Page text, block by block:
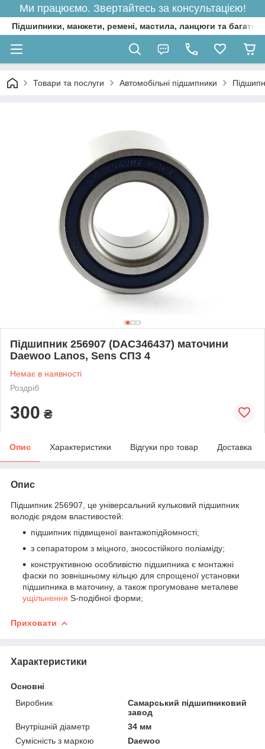
Ми працюємо. Звертайтесь за консультацією!
Підшипники, манжети, ремені, мастила, ланцюги та багато
Товари та послуги Автомобільні підшипники
Підшипник 256907 (DAC346437) маточини
Daewoo Lanos, Sens СПЗ 4
Немає в наявності
Роздріб
300 ₴
Опис Характеристики Відгуки про товар Доставка
Опис
Підшипник 256907, це універсальний кульковий підшипник
володіє рядом властивостей:
підшипник підвищеної вантажопідйомності;
з сепаратором з міцного, зносостійкого поліаміду;
конструктивною особливістю підшипника є монтажні
фаски по зовнішньому кільцю для спрощеної установки
підшипника в маточину, а також прогумоване металеве
ущільнення S-подібної форми;
Приховати
Характеристики
Основні
Виробник
Самарський підшипниковий
завод
Внутрішній діаметр
34 мм
Сумісність з маркою
Daewoo